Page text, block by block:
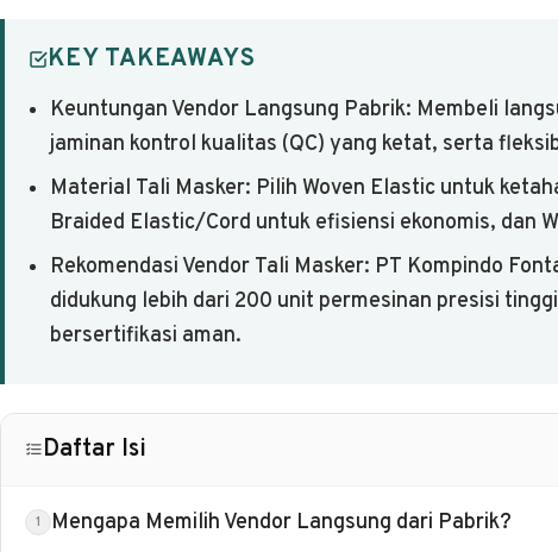
KEY TAKEAWAYS
Keuntungan Vendor Langsung Pabrik: Membeli
jaminan kontrol kualitas (QC) yang ketat, serta
Material Tali Masker: Pilih Woven Elastic untuk
Braided Elastic/Cord untuk efisiensi ekonomis, dan
Rekomendasi Vendor Tali Masker: PT Kompindo
didukung lebih dari 200 unit permesinan presisi
bersertifikasi aman.
Daftar Isi
Mengapa Memilih Vendor Langsung dari Pabrik?